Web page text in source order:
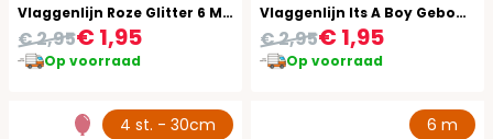
Vlaggenlijn Roze Glitter 6 Meter
€ 1,95
€ 2,95
Op voorraad
Vlaggenlijn Its A Boy Geboorte Jongen 6 Meter
€ 1,95
€ 2,95
Op voorraad
4 st. - 30cm 6 m